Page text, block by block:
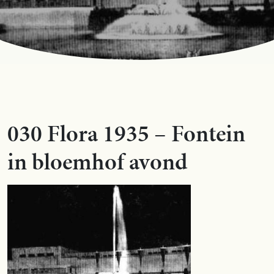
030 Flora 1935 – Fontein
in bloemhof avond